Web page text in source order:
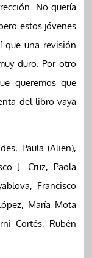
No quería
estos jóvenes
que una revisión
duro. Por otro
queremos que
del libro vaya
Paula (Alien),
J. Cruz, Paola
Francisco
María Mota
Cortés, Rubén